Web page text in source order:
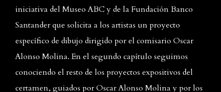
iniciativa del Museo ABC y de la Fundación Banco
Santander que solicita a los artistas un proyecto
específico de dibujo dirigido por el comisario Oscar
Alonso Molina. En el segundo capítulo seguimos
conociendo el resto de los proyectos expositivos del
certamen, guiados por Oscar Alonso Molina y por los